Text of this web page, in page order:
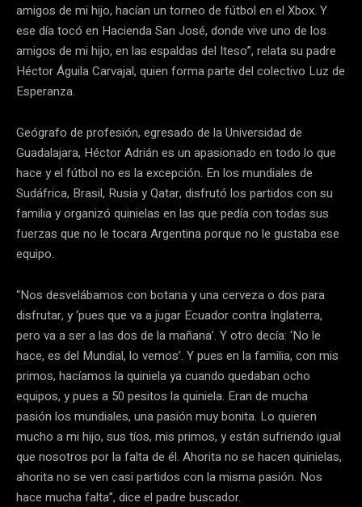
amigos de mi hijo, hacían un torneo de fútbol en el Xbox. Y
ese día tocó en Hacienda San José, donde vive uno de los
amigos de mi hijo, en las espaldas del Iteso”, relata su padre
Héctor Águila Carvajal, quien forma parte del colectivo Luz de
Esperanza.
Geógrafo de profesión, egresado de la Universidad de
Guadalajara, Héctor Adrián es un apasionado en todo lo que
hace y el fútbol no es la excepción. En los mundiales de
Sudáfrica, Brasil, Rusia y Qatar, disfrutó los partidos con su
familia y organizó quinielas en las que pedía con todas sus
fuerzas que no le tocara Argentina porque no le gustaba ese
equipo.
“Nos desvelábamos con botana y una cerveza o dos para
disfrutar, y ‘pues que va a jugar Ecuador contra Inglaterra,
pero va a ser a las dos de la mañana’. Y otro decía: ‘No le
hace, es del Mundial, lo vemos’. Y pues en la familia, con mis
primos, hacíamos la quiniela ya cuando quedaban ocho
equipos, y pues a 50 pesitos la quiniela. Eran de mucha
pasión los mundiales, una pasión muy bonita. Lo quieren
mucho a mi hijo, sus tíos, mis primos, y están sufriendo igual
que nosotros por la falta de él. Ahorita no se hacen quinielas,
ahorita no se ven casi partidos con la misma pasión. Nos
hace mucha falta”, dice el padre buscador.